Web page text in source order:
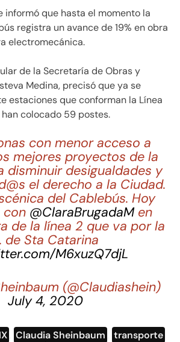
informó que hasta el momento la
registra un avance de 19% en obra
electromecánica.
de la Secretaría de Obras y
Medina, precisó que ya se
estaciones que conforman la Línea
colocado 59 postes.
con menor acceso a
mejores proyectos de la
disminuir desigualdades y
el derecho a la Ciudad.
del Cablebús. Hoy
con @ClaraBrugadaMen
de la línea 2 que va por la
de Sta Catarina
M6xuzQ7djL
(@Claudiashein)
July 4, 2020
Claudia Sheinbaum transporte